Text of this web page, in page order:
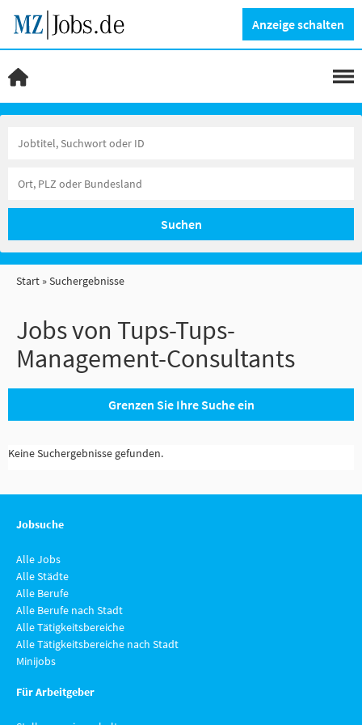
Anzeige schalten
Suchen
Start Suchergebnisse
Jobs von Tups-Tups-
Management-Consultants
Grenzen Sie Ihre Suche ein
Keine Suchergebnisse gefunden.
Jobsuche
Alle Jobs
Alle Städte
Alle Berufe
Alle Berufe nach Stadt
Alle Tätigkeitsbereiche
Alle Tätigkeitsbereiche nach Stadt
Minijobs
Für Arbeitgeber